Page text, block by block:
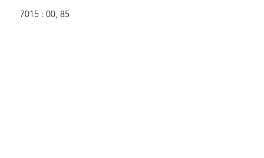
7015 : 00, 85